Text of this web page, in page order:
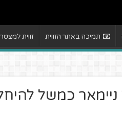
תמיכה באתר הזווית זווית
כמשל